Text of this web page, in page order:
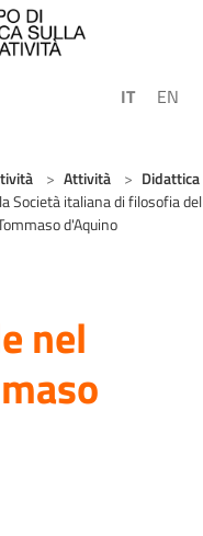
IT EN
Attività
Didattica
Società italiana di filosofia del
d'Aquino
nel